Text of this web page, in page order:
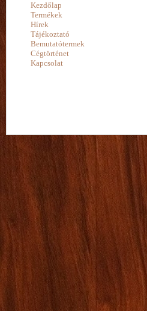
Kezdőlap
Termékek
Hírek
Tájékoztató
Bemutatótermek
Cégtörténet
Kapcsolat